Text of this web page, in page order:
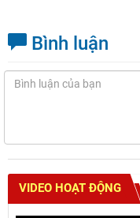
Bình luận
VIDEO HOẠT ĐỘNG